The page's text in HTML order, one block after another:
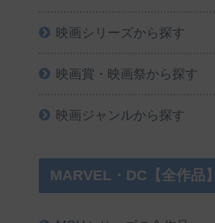
映画シリーズから探す
映画賞・映画祭から探す
映画ジャンルから探す
MARVEL・DC【全作品】